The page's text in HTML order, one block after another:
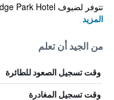
تتوفر لضيوف The Beveridge Park Hotel تشكيلة من الخد...
المزيد
من الجيد أن تعلم
وقت تسجيل الصعود للطائرة
وقت تسجيل المغادرة